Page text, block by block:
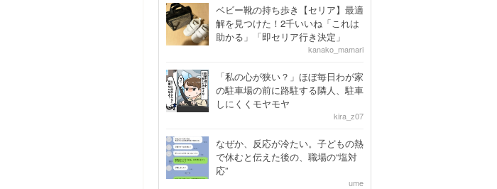
ベビー靴の持ち歩き【セリア】最適
解を見つけた！2千いいね「これは
助かる」「即セリア行き決定」
kanako_mamari
「私の心が狭い？」ほぼ毎日わが家
の駐車場の前に路駐する隣人、駐車
しにくくモヤモヤ
kira_z07
なぜか、反応が冷たい。子どもの熱
で休むと伝えた後の、職場の“塩対
応”
ume